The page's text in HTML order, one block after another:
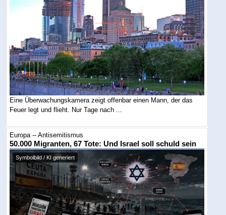
Eine Überwachungskamera zeigt offenbar einen Mann, der das
Feuer legt und flieht. Nur Tage nach ...
Europa -- Antisemitismus
50.000 Migranten, 67 Tote: Und Israel soll schuld sein
Symbolbild / KI generiert